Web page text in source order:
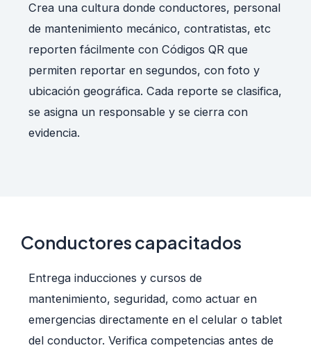
Crea una cultura donde conductores, personal
de mantenimiento mecánico, contratistas, etc
reporten fácilmente con Códigos QR que
permiten reportar en segundos, con foto y
ubicación geográfica. Cada reporte se clasifica,
se asigna un responsable y se cierra con
evidencia.
Conductores capacitados
Entrega inducciones y cursos de
mantenimiento, seguridad, como actuar en
emergencias directamente en el celular o tablet
del conductor. Verifica competencias antes de